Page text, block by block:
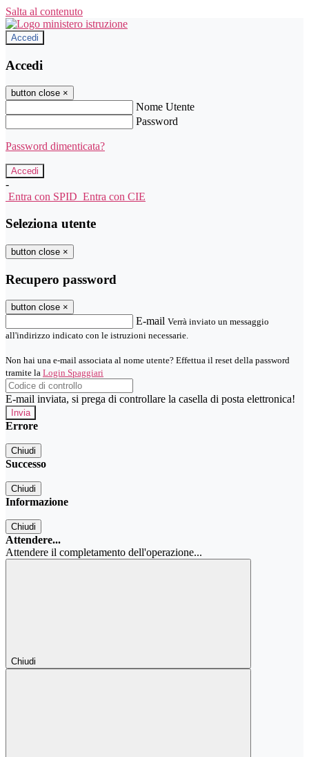
Salta al contenuto
Accedi
Accedi
button close ×
Nome Utente
Password
Password dimenticata?
-
Entra con SPID Entra con CIE
Seleziona utente
button close ×
Recupero password
button close ×
E-mail Verrà inviato un messaggio
all'indirizzo indicato con le istruzioni necessarie.
Non hai una e-mail associata al nome utente? Effettua il reset della password
tramite la Login Spaggiari
E-mail inviata, si prega di controllare la casella di posta elettronica!
Errore
Chiudi
Successo
Chiudi
Informazione
Chiudi
Attendere...
Attendere il completamento dell'operazione...
Chiudi